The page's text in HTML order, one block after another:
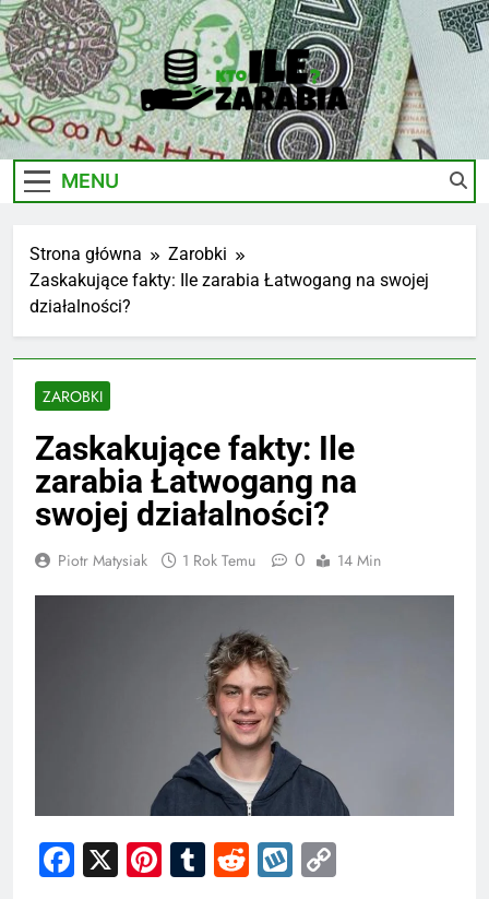
Skip
to
content
Ile-
Zarabia.edu.pl
Zarobki Gwiazd, Ciekawostki I Biznes
MENU
Strona główna
Zarobki
Zaskakujące fakty: Ile zarabia Łatwogang na swojej
działalności?
ZAROBKI
Zaskakujące fakty: Ile
zarabia Łatwogang na
swojej działalności?
Piotr Matysiak 1 Rok Temu 0 14 Min
Facebook
X Pinterest
Tumblr
RedditWykop